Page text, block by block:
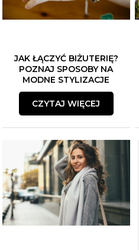
JAK ŁĄCZYĆ BIŻUTERIĘ?
POZNAJ SPOSOBY NA
MODNE STYLIZACJE
CZYTAJ WIĘCEJ